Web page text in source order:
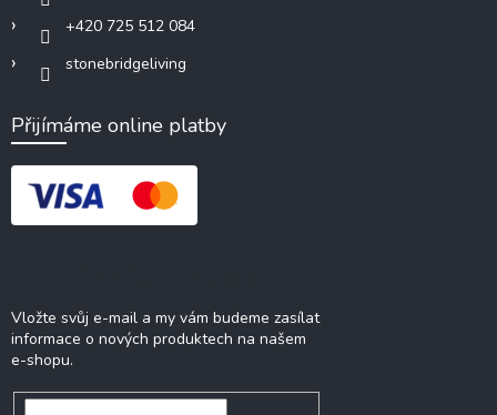
+420 725 512 084
stonebridgeliving
Přijímáme online platby
Vložte svůj e-mail a my vám budeme zasílat
informace o nových produktech na našem
e-shopu.